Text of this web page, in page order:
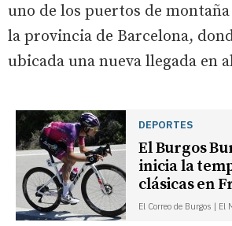
uno de los puertos de
la provincia de Barcelona,
ubicada una nueva llegada en
DEPORTES
El Burgos
inicia la
clásicas en
El Correo de Burgos | El